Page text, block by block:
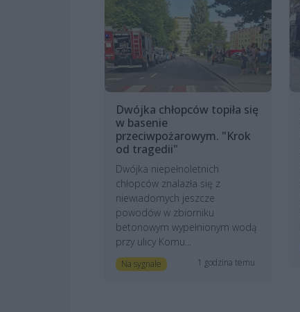
Dwójka chłopców topiła się
w basenie
przeciwpożarowym. "Krok
od tragedii"
Dwójka niepełnoletnich
chłopców znalazła się z
niewiadomych jeszcze
powodów w zbiorniku
betonowym wypełnionym wodą
przy ulicy Komu...
Na sygnale 1 godzina temu